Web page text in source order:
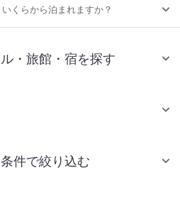
くらから泊まれますか？
・旅館・宿を探す
件で絞り込む